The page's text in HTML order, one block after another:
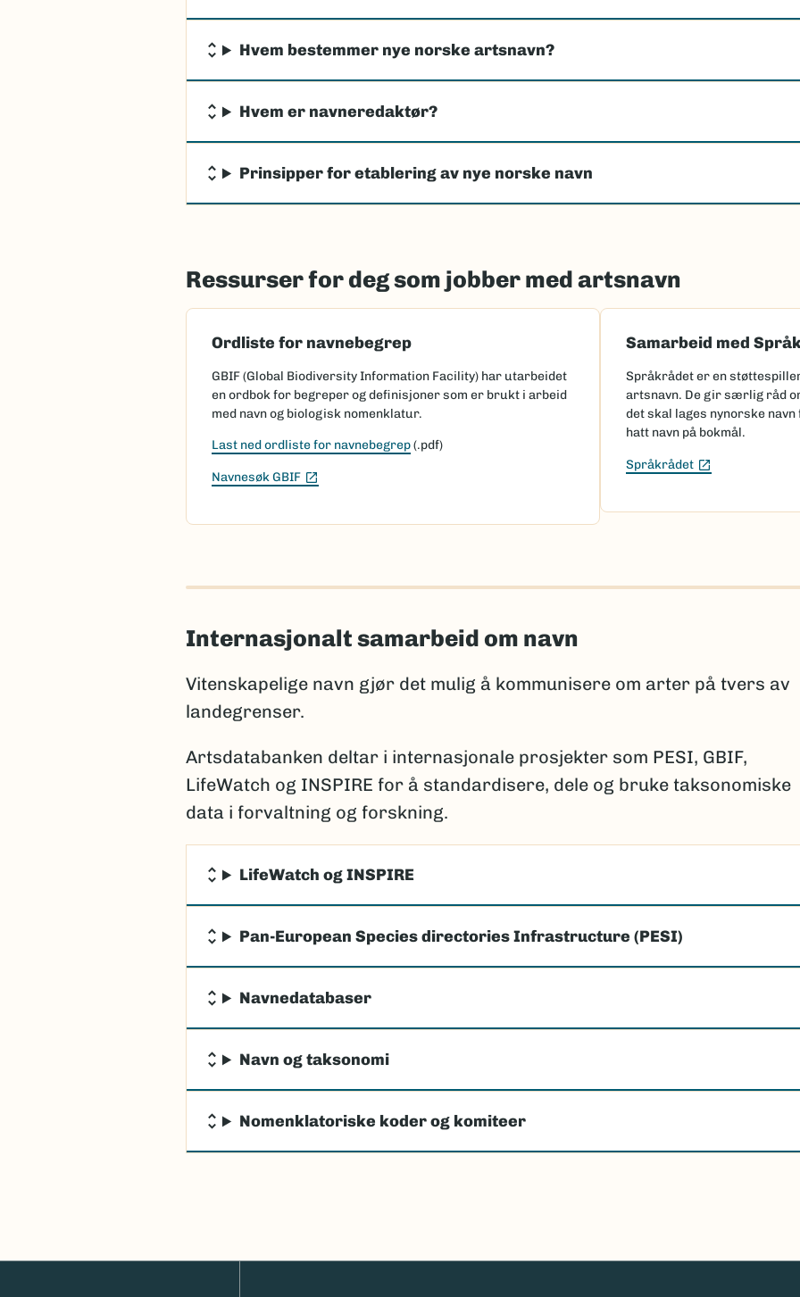
Hvem bestemmer nye norske artsnavn?
Hvem er navneredaktør?
Prinsipper for etablering av nye norske navn
Ressurser for deg som jobber med artsnavn
Ordliste for navnebegrep
GBIF (Global Biodiversity Information Facility) har utarbeidet
en ordbok for begreper og definisjoner som er brukt i arbeid
med navn og biologisk nomenklatur.
Last ned ordliste for navnebegrep(.pdf)
Navnesøk GBIF
Samarbeid med
Språkrådet er en
artsnavn. De gir særlig råd
det skal lages nynorske
hatt navn på bokmål.
Språkrådet
Internasjonalt samarbeid om navn
Vitenskapelige navn gjør det mulig å kommunisere om arter på tvers av
landegrenser.
Artsdatabanken deltar i internasjonale prosjekter som PESI, GBIF,
LifeWatch og INSPIRE for å standardisere, dele og bruke taksonomiske
data i forvaltning og forskning.
LifeWatch og INSPIRE
Pan-European Species directories Infrastructure (PESI)
Navnedatabaser
Navn og taksonomi
Nomenklatoriske koder og komiteer